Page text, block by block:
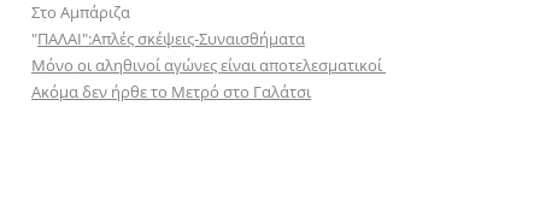
Στο Αμπάριζα
"ΠΑΛΑΙ":Απλές σκέψεις-Συναισθήματα
Μόνο οι αληθινοί αγώνες είναι αποτελεσματικοί
Ακόμα δεν ήρθε το Μετρό στο Γαλάτσι